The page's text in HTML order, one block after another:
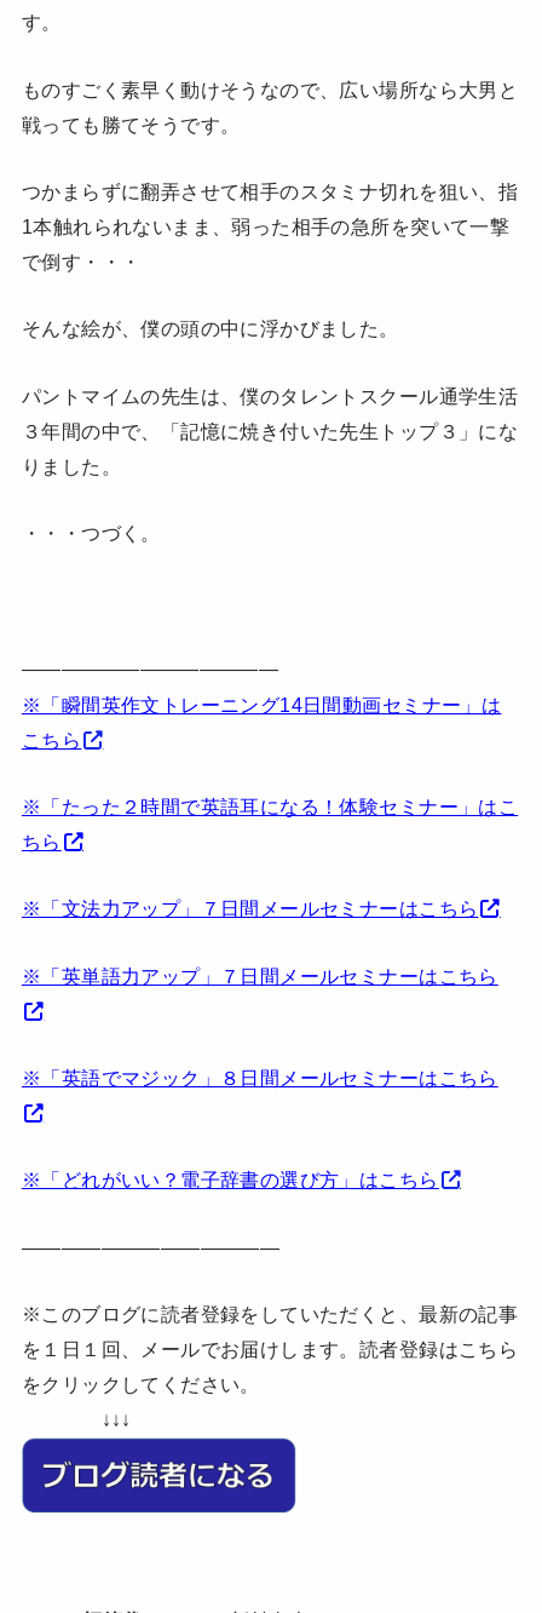
す。
ものすごく素早く動けそうなので、広い場所なら大男と
戦っても勝てそうです。
つかまらずに翻弄させて相手のスタミナ切れを狙い、指
1本触れられないまま、弱った相手の急所を突いて一撃
で倒す・・・
そんな絵が、僕の頭の中に浮かびました。
パントマイムの先生は、僕のタレントスクール通学生活
３年間の中で、「記憶に焼き付いた先生トップ３」にな
りました。
・・・つづく。
—————————————
※「瞬間英作文トレーニング14日間動画セミナー」は
こちら
※「たった２時間で英語耳になる！体験セミナー」はこ
ちら
※「文法力アップ」７日間メールセミナーはこちら
※「英単語力アップ」７日間メールセミナーはこちら
※「英語でマジック」８日間メールセミナーはこちら
※「どれがいい？電子辞書の選び方」はこちら
—————————————
※このブログに読者登録をしていただくと、最新の記事
を１日１回、メールでお届けします。読者登録はこちら
をクリックしてください。
↓↓↓